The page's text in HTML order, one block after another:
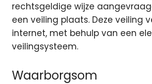
rechtsgeldige wijze
een veiling plaats. Deze veiling
internet, met behulp van een
veilingsysteem.
Waarborgsom